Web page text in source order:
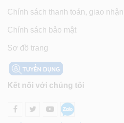
Chính sách thanh toán, giao nhận
Chính sách bảo mật
Sơ đồ trang
Kết nối với chúng tôi